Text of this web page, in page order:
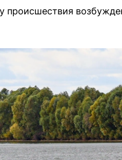
происшествия